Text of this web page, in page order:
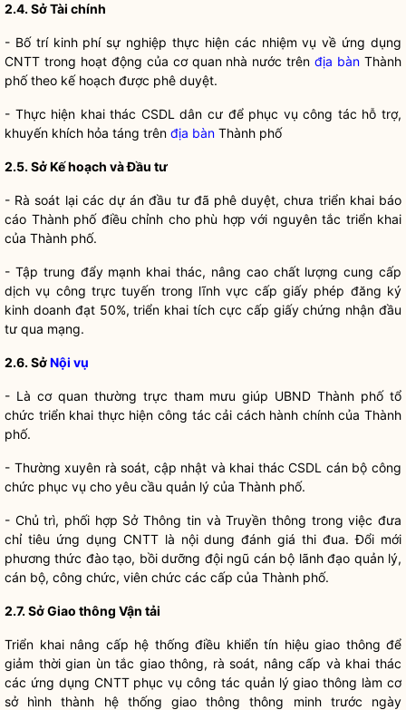
2.4. Sở Tài chính
- Bố trí kinh phí sự nghiệp thực hiện các nhiệm vụ về ứng dụng
CNTT trong hoạt động của cơ quan nhà nước trênđịa bàn Thành
phố theo kế hoạch được phê duyệt.
- Thực hiện khai thác CSDL dân cư để phục vụcông tác hỗ trợ,
khuyến khích hỏa táng trên địa bàn Thành phố
2.5. Sở Kế hoạch và Đầu tư
- Rà soát lại các dự án đầu tư đã phê duyệt, chưa triển khai báo
cáo Thành phố điều chỉnh cho phù hợp với nguyên tắc triển khai
của Thành phố.
- Tập trung đẩy mạnh khai thác, nâng cao chất lượng cung cấp
dịch vụ công trực tuyến trong lĩnh vực cấp giấy phép đăng ký
kinh doanhđạt 50%, triển khai tích cực cấp giấy chứng nhận đầu
tư qua mạng.
2.6. SởNội vụ
- Là cơ quan thường trực tham mưu giúp UBND Thành phố tổ
chức triển khai thực hiện công tác cải cách hành chínhcủa Thành
phố.
- Thường xuyên rà soát, cập nhật và khai thác CSDL cán bộ công
chức phục vụ cho yêu cầu quản lý của Thành phố.
- Chủ trì, phối hợp Sở Thông tin và Truyền thông trong việc đưa
chỉ tiêu ứng dụng CNTT là nội dung đánh giá thi đua. Đổi mới
phương thức đào tạo, bồi dưỡng đội ngũ cán bộ lãnh đạo quản lý,
cán bộ, công chức, viên chức các cấp của Thành phố.
2.7. Sở Giao thông Vận tải
Triển khai nâng cấp hệ thống điều khiển tín hiệu giao thông để
giảm thời gian ùn tắc giao thông, rà soát, nâng cấp và khai thác
các ứng dụng CNTT phục vụcông tác quản lý giao thông làm cơ
sở hình thành hệ thống giao thông thông minh trước ngày